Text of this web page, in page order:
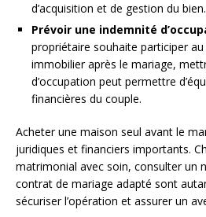
d’acquisition et de gestion du bien.
Prévoir une indemnité
propriétaire souhaite participer
immobilier après le mariage,
d’occupation peut permettre
financières du couple.
Acheter une maison seul avant le
juridiques et financiers importants.
matrimonial avec soin, consulter un
contrat de mariage adapté sont
sécuriser l’opération et assurer un